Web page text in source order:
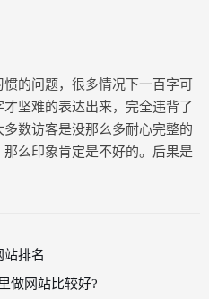
问题，很多情况下一百字可
坚难的表达出来，完全违背了
数访客是没那么多耐心完整的
么印象肯定是不好的。后果是
站排名
做网站比较好?